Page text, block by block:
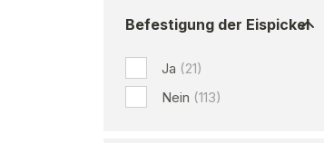
Befestigung der Eispickel
Ja (21)
Nein (113)